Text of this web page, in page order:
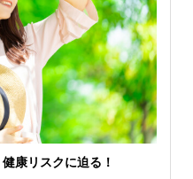
康リスクに迫る！